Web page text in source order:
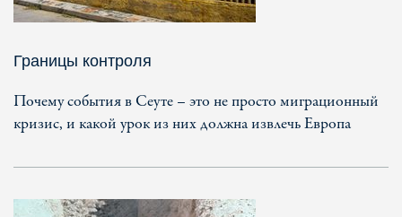
Границы контроля
Почему события в Сеуте – это не просто миграционный
кризис, и какой урок из них должна извлечь Европа